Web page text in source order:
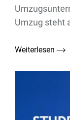
Umzug steht
Weiterlesen